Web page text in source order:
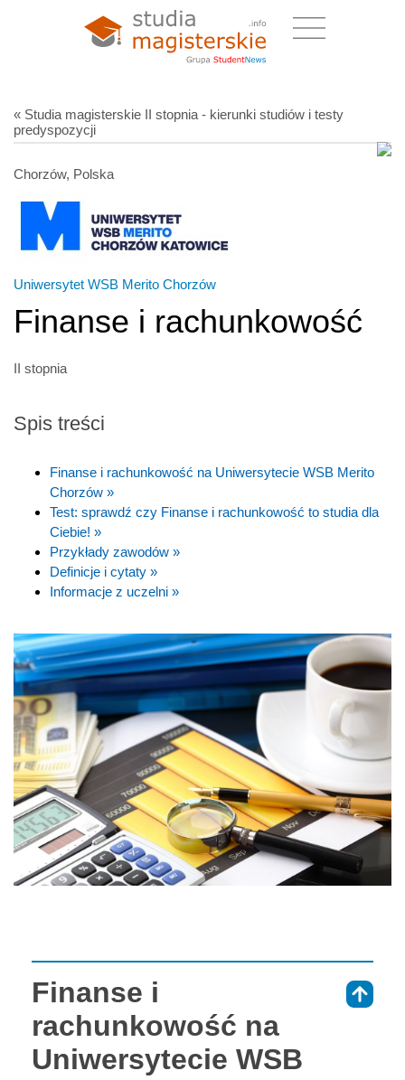
« Studia magisterskie II stopnia - kierunki studiów i testy
predyspozycji
Chorzów, Polska
Uniwersytet WSB Merito Chorzów
Finanse i rachunkowość
II stopnia
Spis treści
Finanse i rachunkowość na Uniwersytecie WSB Merito
Chorzów »
Test: sprawdź czy Finanse i rachunkowość to studia dla
Ciebie! »
Przykłady zawodów »
Definicje i cytaty »
Informacje z uczelni »
Finanse i
rachunkowość na
Uniwersytecie WSB